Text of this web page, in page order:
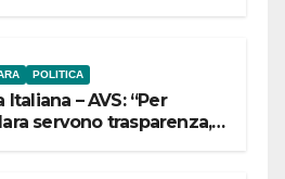
POLITICA
Italiana – AVS: “Per
servono trasparenza,